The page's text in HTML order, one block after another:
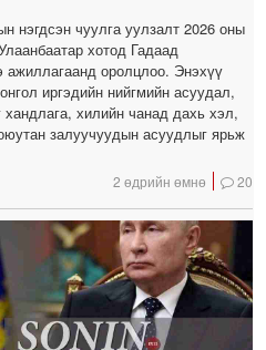
нэгдсэн чуулга уулзалт 2026 оны
хотод Гадаад
оролцлоо. Энэхүү
иргэдийн нийгмийн асуудал,
хилийн чанад дахь хэл,
залуучуудын асуудлыг ярьж
2 өдрийн өмнө 20